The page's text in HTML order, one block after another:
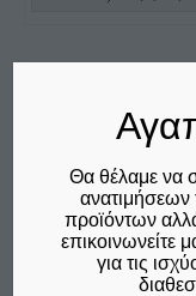
πολλαπλές
παραλλαγές.
Θα θέλαμε να
προϊόντων
επικοινωνείτε
για τις